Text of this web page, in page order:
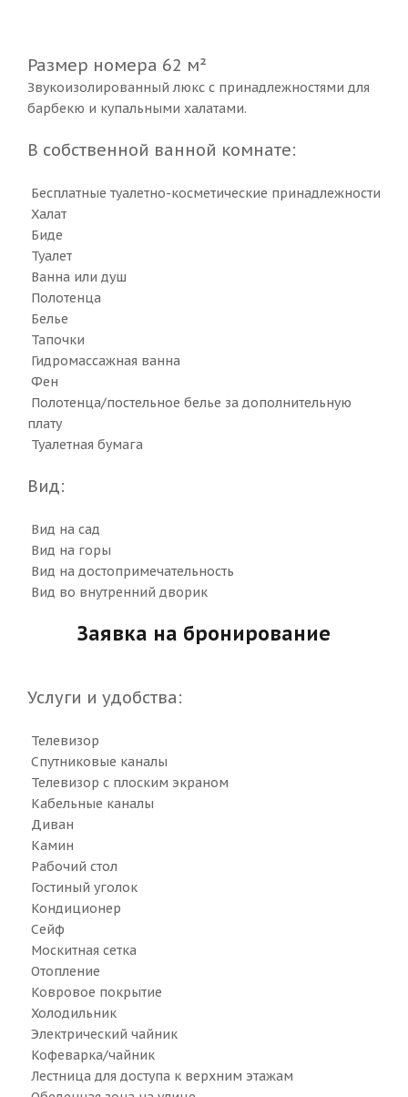
Размер номера 62 м²
Звукоизолированный люкс с принадлежностями для
барбекю и купальными халатами.
В собственной ванной комнате:
Бесплатные туалетно-косметические принадлежности
Халат
Биде
Туалет
Ванна или душ
Полотенца
Белье
Тапочки
Гидромассажная ванна
Фен
Полотенца/постельное белье за дополнительную
плату
Туалетная бумага
Вид:
Вид на сад
Вид на горы
Вид на достопримечательность
Вид во внутренний дворик
Заявка на бронирование
Услуги и удобства: ​
Телевизор
Спутниковые каналы
Телевизор с плоским экраном
Кабельные каналы
Диван
Камин
Рабочий стол
Гостиный уголок
Кондиционер
Сейф
Москитная сетка
Отопление
Ковровое покрытие
Холодильник
Электрический чайник
Кофеварка/чайник
Лестница для доступа к верхним этажам